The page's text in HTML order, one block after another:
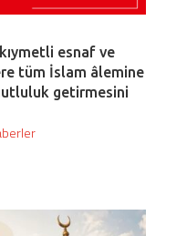
esnaf ve
tüm İslam âlemine
getirmesini